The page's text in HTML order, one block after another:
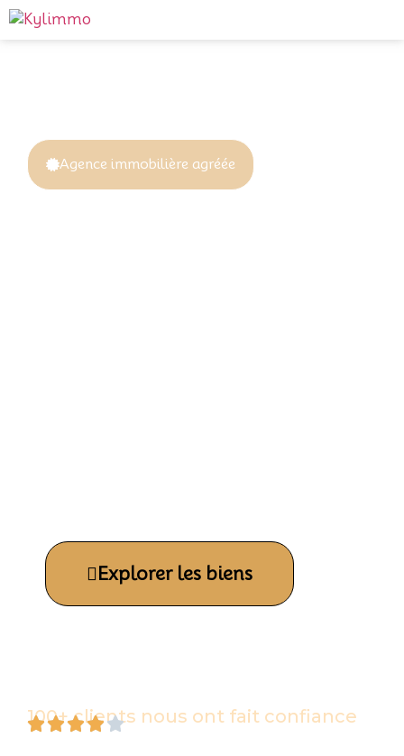
Agence immobilière agréée
Explorer les biens
100+ clients nous ont fait confiance